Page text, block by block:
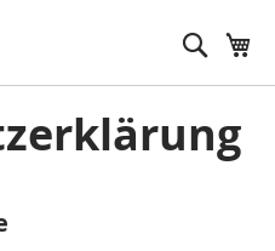
Suche